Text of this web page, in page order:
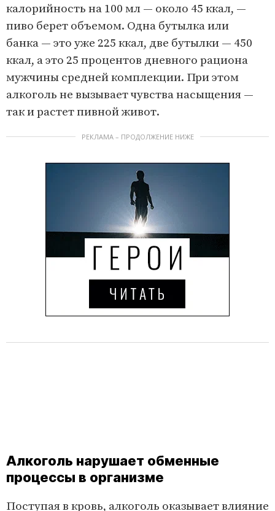
калорийность на 100 мл — около 45 ккал, —
пиво берет объемом. Одна бутылка или
банка — это уже 225 ккал, две бутылки — 450
ккал, а это 25 процентов дневного рациона
мужчины средней комплекции. При этом
алкоголь не вызывает чувства насыщения —
так и растет пивной живот.
РЕКЛАМА – ПРОДОЛЖЕНИЕ НИЖЕ
Алкоголь нарушает обменные
процессы в организме
Поступая в кровь, алкоголь оказывает влияние